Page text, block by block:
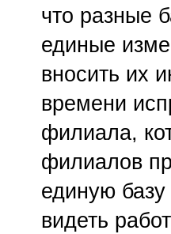
что разные
единые
вносить их
времени
филиала,
филиалов
единую
видеть